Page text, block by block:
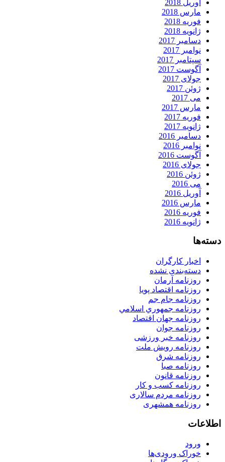
آوریل 2018
مارس 2018
فوریه 2018
ژانویه 2018
دسامبر 2017
نوامبر 2017
سپتامبر 2017
آگوست 2017
جولای 2017
ژوئن 2017
می 2017
مارس 2017
فوریه 2017
ژانویه 2017
دسامبر 2016
نوامبر 2016
آگوست 2016
جولای 2016
ژوئن 2016
می 2016
آوریل 2016
مارس 2016
فوریه 2016
ژانویه 2016
دسته‌ها
اخبار کارگران
دسته‌بندی نشده
روزنامه آرمان
روزنامه اقتصاد پویا
روزنامه جام جم
روزنامه جمهوري اسلامي
روزنامه جهان اقتصاد
روزنامه جوان
روزنامه خبر ورزشى
روزنامه رویش ملت
روزنامه شرق
روزنامه صبا
روزنامه قانون
روزنامه كسب و كار
روزنامه مردم سالاری
روزنامه همشهری
اطلاعات
ورود
خوراک ورودی‌ها